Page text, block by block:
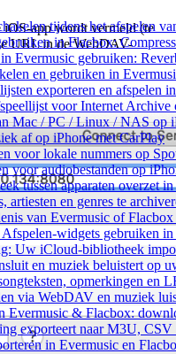
tijdens het afspelen
in Flacbox:
Evermusic gebruiken:
en gebruiken in
exporteren en afspelen
voor Internet
Mac / PC / Linux / NAS op
af op iPhone met CarPlay
voor lokale nummers op
voor audiobestanden op
tussen apparaten overzet
artiesten en genres te
van Evermusic of
widgets gebruiken
Uw iCloud-bibliotheek
en muziek beluistert op
opmerkingen en
via WebDAV en muziek
Evermusic & Flacbox:
exporteert naar M3U,
in Evermusic en
app wordt vermeld (te
URL in de WebDAV-